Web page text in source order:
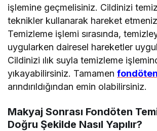
işlemine geçmelisiniz. Cildinizi
teknikler kullanarak hareket
Temizleme işlemi sırasında,
uygularken dairesel hareketler
Cildinizi ılık suyla temizleme
yıkayabilirsiniz. Tamamen
arındırıldığından emin olabilirsiniz.
Makyaj Sonrası Fondöten
Doğru Şekilde Nasıl Yapılır?